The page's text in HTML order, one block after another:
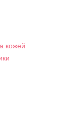
кожей